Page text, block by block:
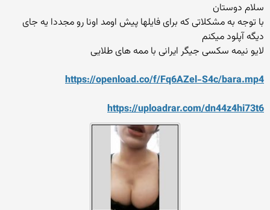
سلام دوستان
با توجه به مشکلاتی که برای فایلها پیش اومد اونا رو مجددا یه جای
دیگه آپلود میکنم
لایو نیمه سکسی جیگر ایرانی با ممه های طلایی
https://openload.co/f/Fq6AZel-S4c/bara.mp4
https://uploadrar.com/dn44z4hi73t6